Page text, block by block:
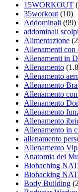
15WORKOUT
35workout (10)
Addominali (99)
addominali
Alimentazione
Allenamenti con
Allenamenti in
Allenamento
Allenamento
Allenamento
Allenamento
Allenamento
Allenamento
Allenamento
Allenamento in
allenamento
Allenamento Vip
Anatomia dei
Biohaching
Biohacking
Body Building